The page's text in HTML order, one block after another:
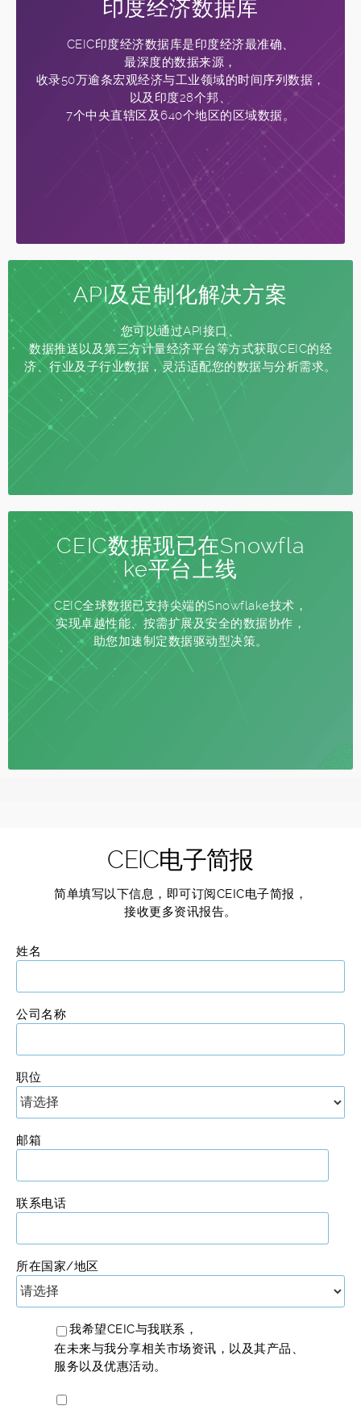
印度经济数据库
CEIC印度经济数据库是印度经济最准确、
最深度的数据来源，
收录50万逾条宏观经济与工业领域的时间序列数据，
以及印度28个邦、
7个中央直辖区及640个地区的区域数据。
API及定制化解决方案
您可以通过API接口、
数据推送以及第三方计量经济平台等方式获取CEIC的经
济、行业及子行业数据，灵活适配您的数据与分析需求。
CEIC数据现已在Snowfla
ke平台上线
CEIC全球数据已支持尖端的Snowflake技术，
实现卓越性能、按需扩展及安全的数据协作，
助您加速制定数据驱动型决策。
CEIC电子简报
简单填写以下信息，即可订阅CEIC电子简报，
接收更多资讯报告。
姓名
公司名称
职位
邮箱
联系电话
所在国家/地区
我希望CEIC与我联系，
在未来与我分享相关市场资讯，以及其产品、
服务以及优惠活动。